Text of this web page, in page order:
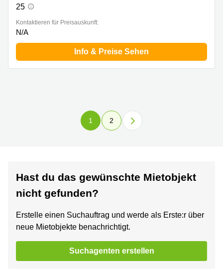
25
Kontaktieren für Preisauskunft:
N/A
Info & Preise Sehen
1 2
Hast du das gewünschte Mietobjekt
nicht gefunden?
Erstelle einen Suchauftrag und werde als Erste:r über
neue Mietobjekte benachrichtigt.
Suchagenten erstellen